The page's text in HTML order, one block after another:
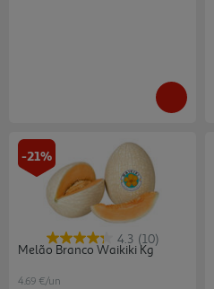
-21%
4.3 (10)
Melão Branco Waikiki Kg
4.69 €/un